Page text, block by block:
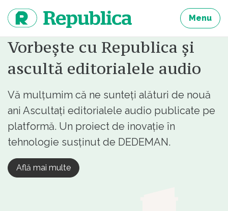
continut
Menu
Vorbește cu Republica și
ascultă editorialele audio
Vă mulțumim că ne sunteți alături de nouă
ani Ascultați editorialele audio publicate pe
platformă. Un proiect de inovație în
tehnologie susținut de DEDEMAN.
Află mai multe